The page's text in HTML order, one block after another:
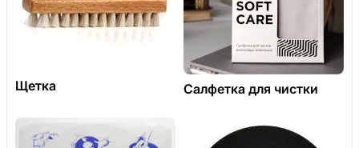
Щетка Салфетка для чистки